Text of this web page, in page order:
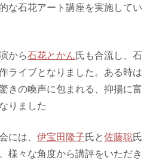
な石花アート講座を実施してい
から石花とかん氏も合流し、石
ライブとなりました。ある時は
きの喚声に包まれる、抑揚に富
りました
には、 伊宝田隆子氏と佐藤聡氏
様々な角度から講評をいただき